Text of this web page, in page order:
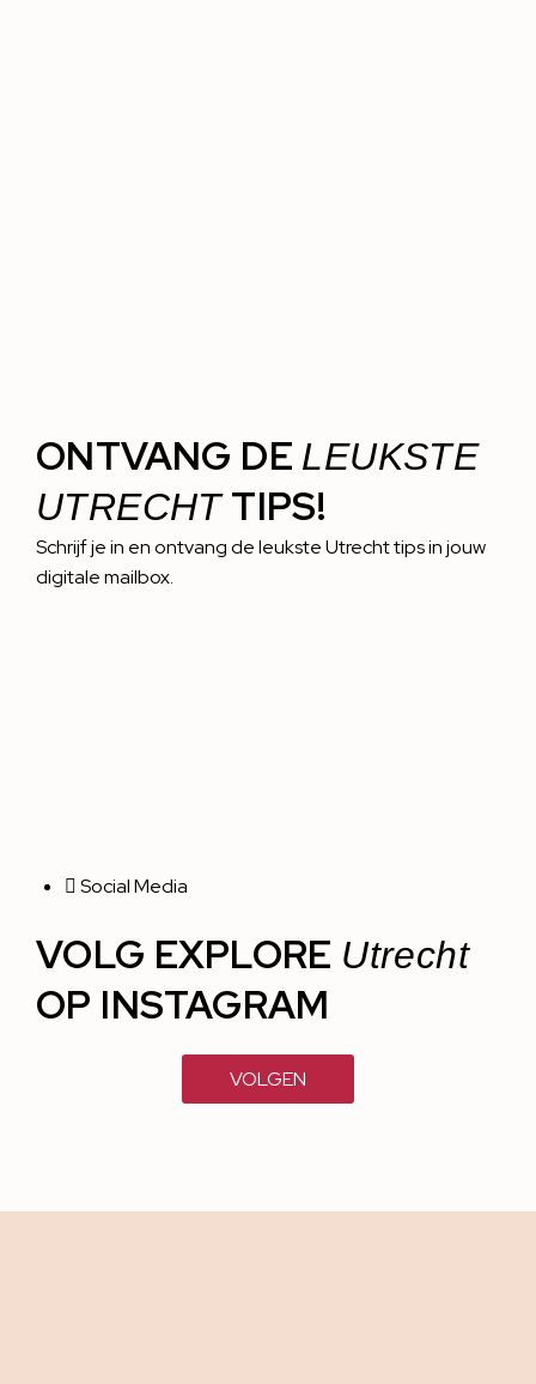
ONTVANG DE LEUKSTE
UTRECHTTIPS!
Schrijf je in en ontvang de leukste Utrecht tips in jouw
digitale mailbox.
Social Media
VOLG EXPLORE Utrecht
OP INSTAGRAM
VOLGEN